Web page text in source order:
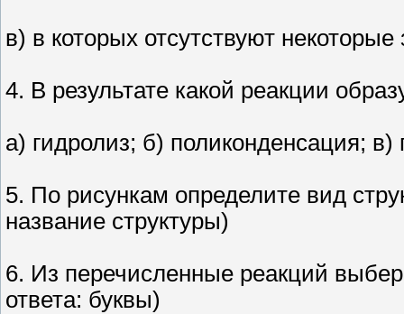
в) в которых отсутствуют
4. В результате какой реакции
а) гидролиз; б) поликонденсация;
5. По рисункам определите вид
название структуры)
6. Из перечисленные реакций
ответа: буквы)